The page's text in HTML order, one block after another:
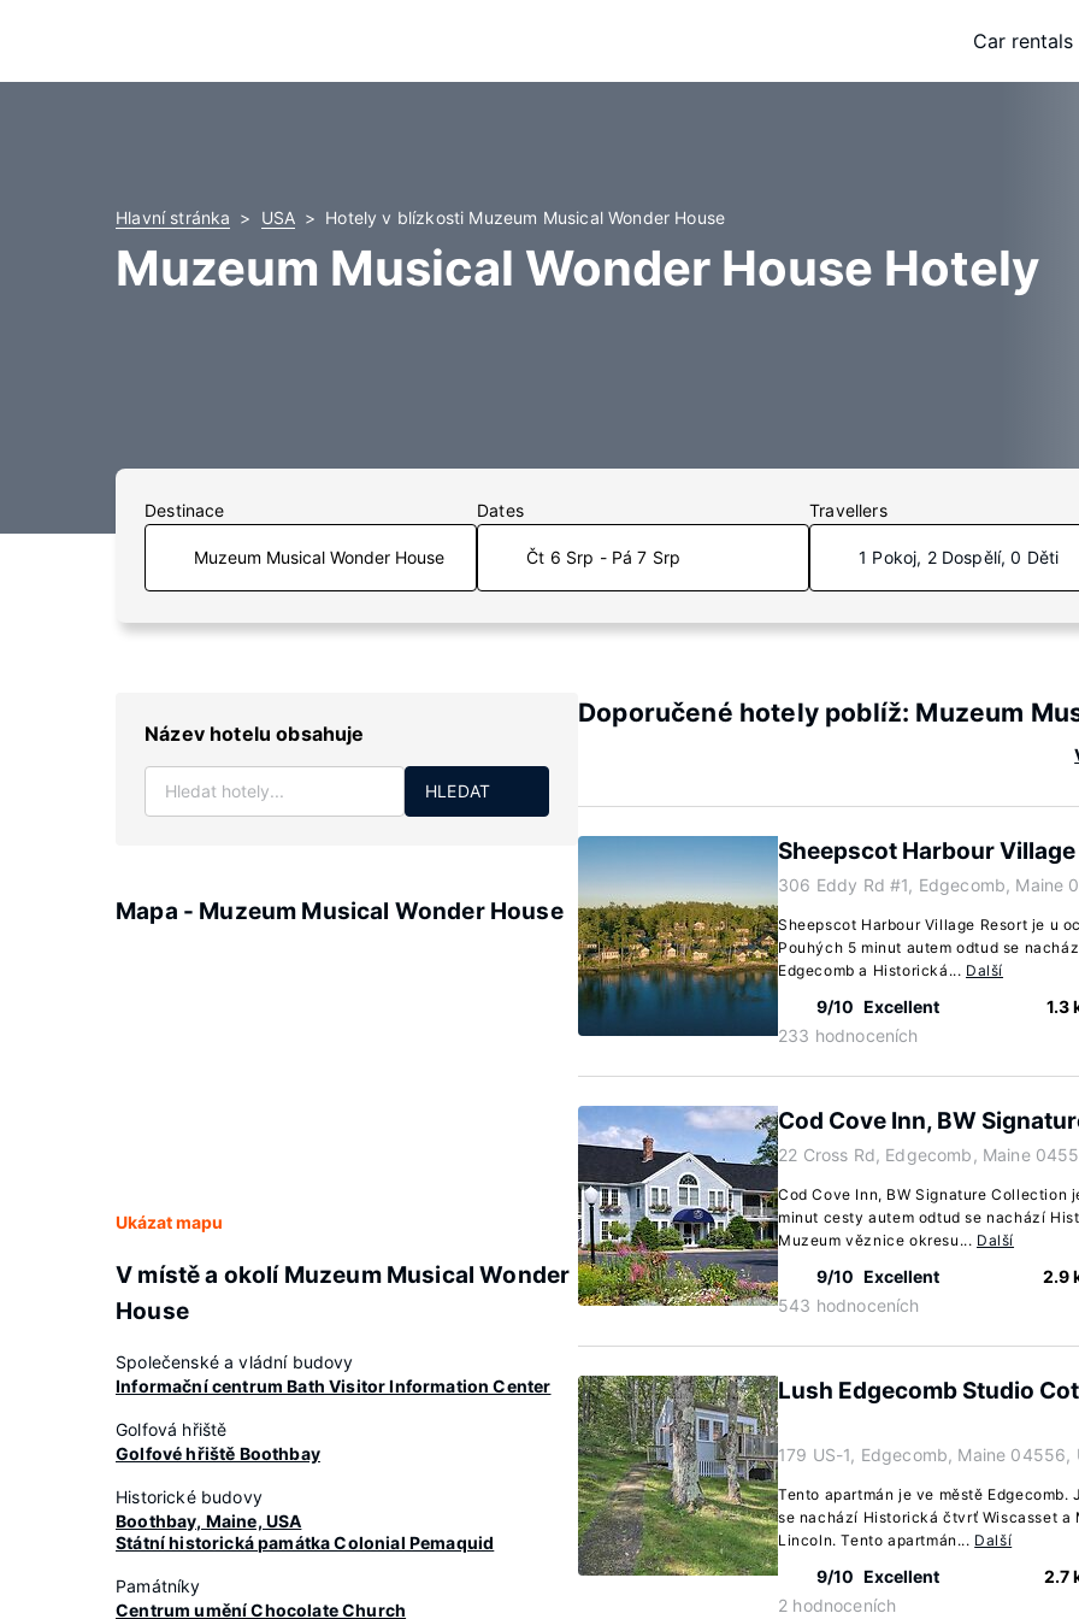
Car rentals
Hlavní stránka USA Hotely v blízkosti Muzeum Musical Wonder House
Muzeum Musical Wonder House Hotely
Destinace Dates
Čt 6 Srp - Pá 7 Srp
Travellers
1 Pokoj, 2 Dospělí, 0 Děti
Název hotelu obsahuje
HLEDAT
Mapa - Muzeum Musical Wonder House
Ukázat mapu
V místě a okolí Muzeum Musical Wonder
House
Společenské a vládní budovy
Informační centrum Bath Visitor Information Center
Golfová hřiště
Golfové hřiště Boothbay
Historické budovy
Boothbay, Maine, USA
Státní historická památka Colonial Pemaquid
Památníky
Centrum umění Chocolate Church
Doporučené hotely poblíž: Muzeum
Sheepscot Harbour
306 Eddy Rd #1, Edgecomb, Maine
Sheepscot Harbour Village Resort je u
Pouhých 5 minut autem odtud se
Edgecomb a Historická... Další
9/10 Excellent
233 hodnoceních
1.3
Cod Cove Inn, BW
22 Cross Rd, Edgecomb, Maine
Cod Cove Inn, BW Signature Collection
minut cesty autem odtud se nachází
Muzeum věznice okresu... Další
9/10 Excellent
543 hodnoceních
2.9
Lush Edgecomb Studio
179 US-1, Edgecomb, Maine 04556,
Tento apartmán je ve městě
se nachází Historická čtvrť Wiscasset a
Lincoln. Tento apartmán... Další
9/10 Excellent
2 hodnoceních
2.7